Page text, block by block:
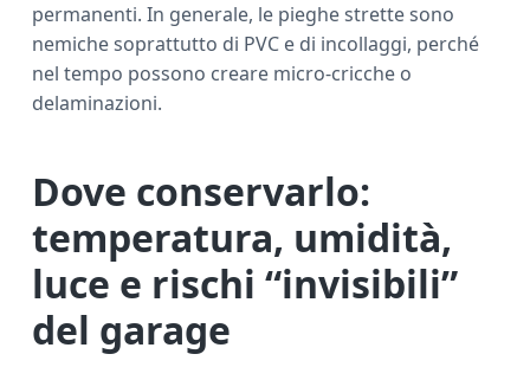
permanenti. In generale, le pieghe strette sono
nemiche soprattutto di PVC e di incollaggi, perché
nel tempo possono creare micro-cricche o
delaminazioni.
Dove conservarlo:
temperatura, umidità,
luce e rischi “invisibili”
del garage